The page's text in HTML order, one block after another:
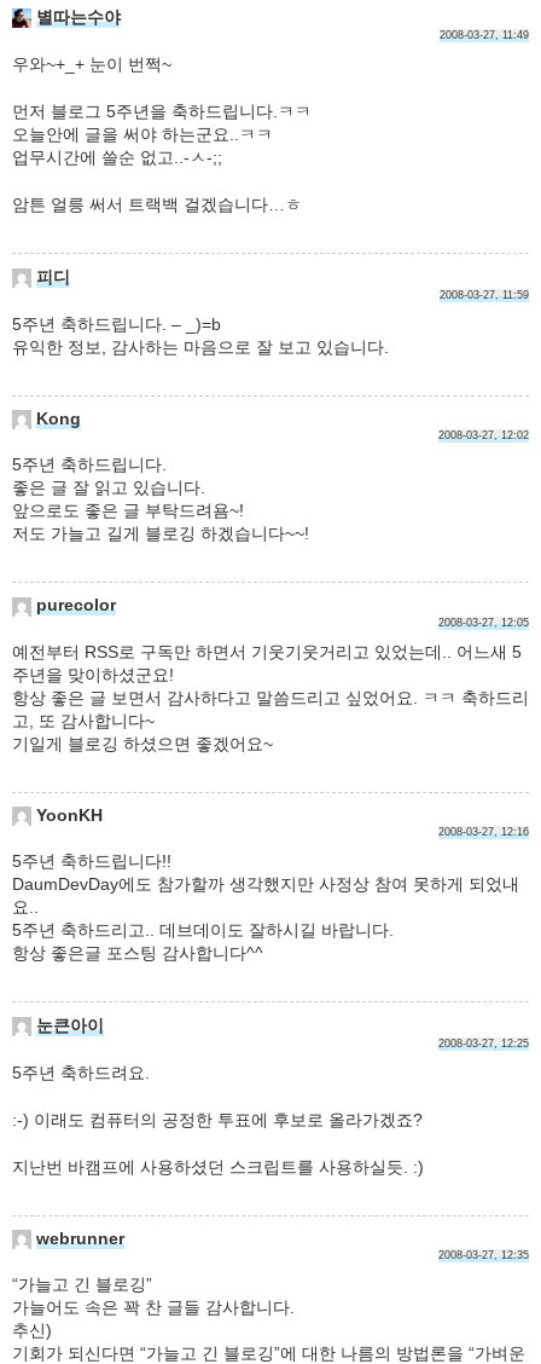
별따는수야
2008-03-27, 11:49
우와~+_+ 눈이 번쩍~
먼저 블로그 5주년을 축하드립니다.ㅋㅋ
오늘안에 글을 써야 하는군요..ㅋㅋ
업무시간에 쓸순 없고..-ㅅ-;;
암튼 얼릉 써서 트랙백 걸겠습니다…ㅎ
피디
2008-03-27, 11:59
5주년 축하드립니다. – _)=b
유익한 정보, 감사하는 마음으로 잘 보고 있습니다.
Kong
2008-03-27, 12:02
5주년 축하드립니다.
좋은 글 잘 읽고 있습니다.
앞으로도 좋은 글 부탁드려욤~!
저도 가늘고 길게 블로깅 하겠습니다~~!
purecolor
2008-03-27, 12:05
예전부터 RSS로 구독만 하면서 기웃기웃거리고 있었는데.. 어느새 5
주년을 맞이하셨군요!
항상 좋은 글 보면서 감사하다고 말씀드리고 싶었어요. ㅋㅋ 축하드리
고, 또 감사합니다~
기일게 블로깅 하셨으면 좋겠어요~
YoonKH
2008-03-27, 12:16
5주년 축하드립니다!!
DaumDevDay에도 참가할까 생각했지만 사정상 참여 못하게 되었내
요..
5주년 축하드리고.. 데브데이도 잘하시길 바랍니다.
항상 좋은글 포스팅 감사합니다^^
눈큰아이
2008-03-27, 12:25
5주년 축하드려요.
:-) 이래도 컴퓨터의 공정한 투표에 후보로 올라가겠죠?
지난번 바캠프에 사용하셨던 스크립트를 사용하실듯. :)
webrunner
2008-03-27, 12:35
“가늘고 긴 블로깅”
가늘어도 속은 꽉 찬 글들 감사합니다.
추신)
기회가 되신다면 “가늘고 긴 블로깅”에 대한 나름의 방법론을 “가벼운